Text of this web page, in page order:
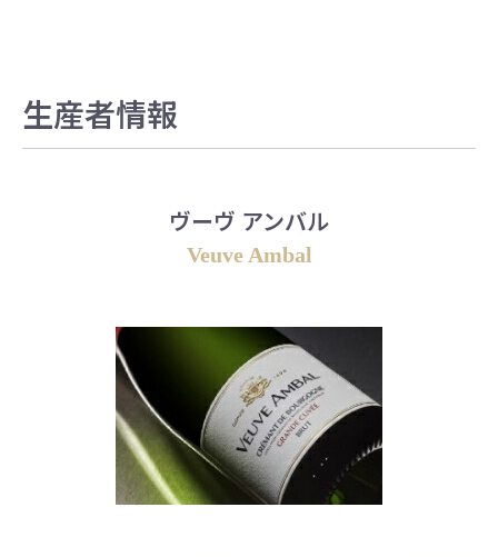
生産者情報
ヴーヴ アンバル
Veuve Ambal